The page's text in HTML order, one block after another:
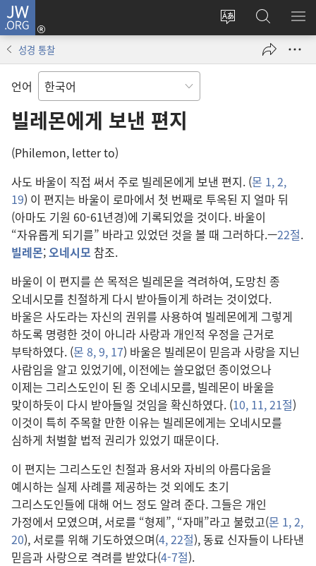
JW.ORG
사이트
변경
로그인
(새로운
열기)
JW.ORG
검색
메
성경 통찰
언어
빌레몬에게 보낸 편지
(Philemon, letter to)
사도 바울이 직접 써서 주로 빌레몬에게 보낸 편지. (몬 1, 2,
19) 이 편지는 바울이 로마에서 첫 번째로 투옥된 지 얼마 뒤
(아마도 기원 60-61년경)에 기록되었을 것이다. 바울이
“자유롭게 되기를” 바라고 있었던 것을 볼 때 그러하다.—22절.
빌레몬;오네시모 참조.
바울이 이 편지를 쓴 목적은 빌레몬을 격려하여, 도망친 종
오네시모를 친절하게 다시 받아들이게 하려는 것이었다.
바울은 사도라는 자신의 권위를 사용하여 빌레몬에게 그렇게
하도록 명령한 것이 아니라 사랑과 개인적 우정을 근거로
부탁하였다. (몬 8, 9, 17) 바울은 빌레몬이 믿음과 사랑을 지닌
사람임을 알고 있었기에, 이전에는 쓸모없던 종이었으나
이제는 그리스도인이 된 종 오네시모를, 빌레몬이 바울을
맞이하듯이 다시 받아들일 것임을 확신하였다. (10, 11,21절)
이것이 특히 주목할 만한 이유는 빌레몬에게는 오네시모를
심하게 처벌할 법적 권리가 있었기 때문이다.
이 편지는 그리스도인 친절과 용서와 자비의 아름다움을
예시하는 실제 사례를 제공하는 것 외에도 초기
그리스도인들에 대해 어느 정도 알려 준다. 그들은 개인
가정에서 모였으며, 서로를 “형제”, “자매”라고 불렀고(몬 1, 2,
20), 서로를 위해 기도하였으며(4,22절), 동료 신자들이 나타낸
믿음과 사랑으로 격려를 받았다(4-7절).